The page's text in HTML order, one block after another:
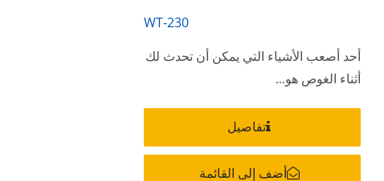
WT-230
أحد أصعب الأشياء التي يمكن أن تحدث لك
أثناء الغوص هو...
تفاصيل
أضف إلى القائمة